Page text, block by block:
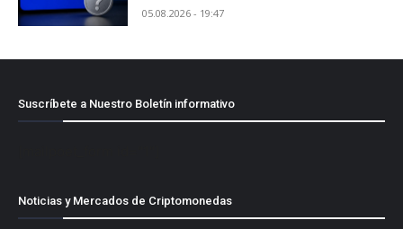
05.08.2026 - 19:47
Suscríbete a Nuestro Boletín informativo
Noticias y Mercados de Criptomonedas